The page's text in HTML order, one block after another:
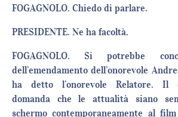
FOGAGNOLO. Chiedo di parlare.
PRESIDENTE. Ne ha facoltà.
FOGAGNOLO. Si potrebbe
dell’emendamento dell’onorevole
ha detto l’onorevole Relatore. Il
domanda che le attualità siano
schermo contemporaneamente al